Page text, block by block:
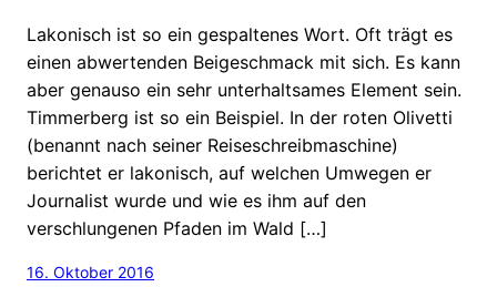
Lakonisch ist so ein gespaltenes Wort. Oft trägt es
einen abwertenden Beigeschmack mit sich. Es kann
aber genauso ein sehr unterhaltsames Element sein.
Timmerberg ist so ein Beispiel. In der roten Olivetti
(benannt nach seiner Reiseschreibmaschine)
berichtet er lakonisch, auf welchen Umwegen er
Journalist wurde und wie es ihm auf den
verschlungenen Pfaden im Wald […]
16. Oktober 2016